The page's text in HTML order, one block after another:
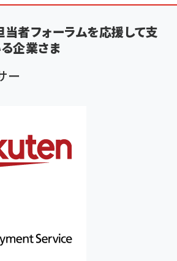
当者フォーラムを応援して支
る企業さま
ー